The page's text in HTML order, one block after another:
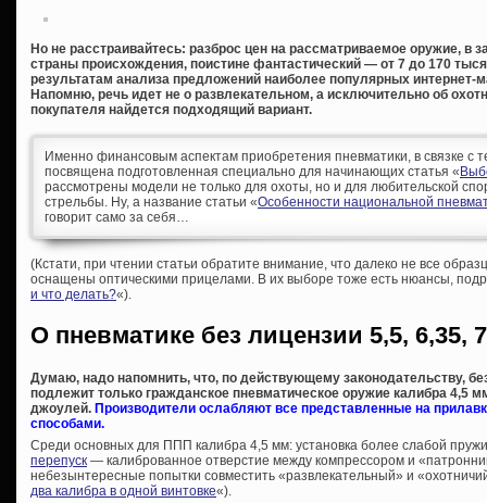
Но не расстраивайтесь: разброс цен на рассматриваемое оружие, в
страны происхождения, поистине фантастический — от 7 до 170
результатам анализа предложений наиболее популярных интернет-
Напомню, речь идет не о развлекательном, а исключительно об
покупателя найдется подходящий вариант.
Именно финансовым аспектам приобретения пневматики, в связке с
посвящена подготовленная специально для начинающих статья «
рассмотрены модели не только для охоты, но и для любительской
стрельбы. Ну, а название статьи «Особенности национальной
говорит само за себя…
(Кстати, при чтении статьи обратите внимание, что далеко не все
оснащены оптическими прицелами. В их выборе тоже есть нюансы,
и что делать?«).
О пневматике без лицензии 5,5, 6,35,
Думаю, надо напомнить, что, по действующему законодательству,
подлежит только гражданское пневматическое оружие калибра 4,5
джоулей. Производители ослабляют все представленные на
способами.
Среди основных для ППП калибра 4,5 мм: установка более слабой
перепуск — калиброванное отверстие между компрессором и
небезынтересные попытки совместить «развлекательный» и
два калибра в одной винтовке«).